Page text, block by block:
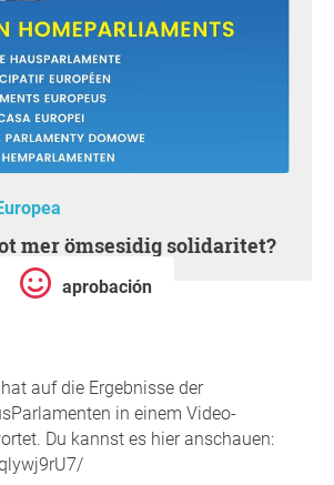
mer ömsesidig solidaritet?
aprobación
auf die Ergebnisse der
in einem Video-
Du kannst es hier anschauen: